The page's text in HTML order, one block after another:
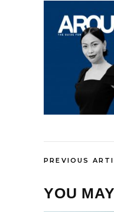
PREVIOUS
YOU